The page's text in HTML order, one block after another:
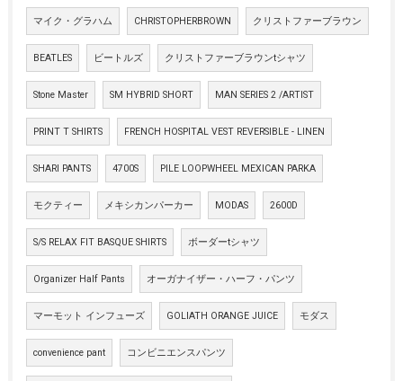
マイク・グラハム CHRISTOPHERBROWN クリストファーブラウン
BEATLES ビートルズ クリストファーブラウンtシャツ
Stone Master SM HYBRID SHORT MAN SERIES 2 /ARTIST
PRINT T SHIRTS FRENCH HOSPITAL VEST REVERSIBLE - LINEN
SHARI PANTS 4700S PILE LOOPWHEEL MEXICAN PARKA
モクティー メキシカンパーカー MODAS 2600D
S/S RELAX FIT BASQUE SHIRTS ボーダーtシャツ
Organizer Half Pants オーガナイザー・ハーフ・パンツ
マーモット インフューズ GOLIATH ORANGE JUICE モダス
convenience pant コンビニエンスパンツ